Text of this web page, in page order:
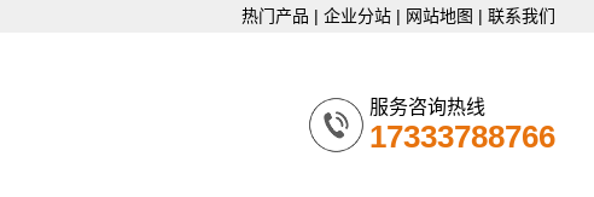
热门产品 | 企业分站 | 网站地图 | 联系我们
服务咨询热线
17333788766